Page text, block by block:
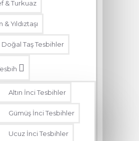
& Turkuaz
& Yıldıztaşı
Doğal Taş Tesbihler
Altın İnci Tesbihler
Gümüş İnci Tesbihler
Ucuz İnci Tesbihler